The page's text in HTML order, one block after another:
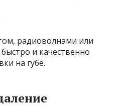
радиоволнами или
и качественно
на губе.